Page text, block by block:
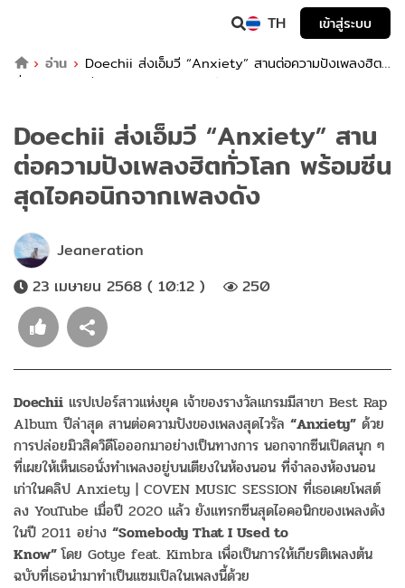
TH
เข้าสู่ระบบ
อ่าน
Doechii ส่งเอ็มวี “Anxiety” สานต่อความปังเพลงฮิต
ทั่วโลก พร้อมซีนสุดไอคอนิกจากเพลงดัง
Doechii ส่งเอ็มวี “Anxiety” สาน
ต่อความปังเพลงฮิตทั่วโลก พร้อมซีน
สุดไอคอนิกจากเพลงดัง
Jeaneration
23 เมษายน 2568 ( 10:12 )
250
Doechii แรปเปอร์สาวแห่งยุค เจ้าของรางวัลแกรมมีสาขา Best Rap
Album ปีล่าสุด สานต่อความปังของเพลงสุดไวรัล “Anxiety” ด้วย
การปล่อยมิวสิควิดีโอออกมาอย่างเป็นทางการ นอกจากซีนเปิดสนุก ๆ
ที่เผยให้เห็นเธอนั่งทำเพลงอยู่บนเตียงในห้องนอน ที่จำลองห้องนอน
เก่าในคลิป Anxiety | COVEN MUSIC SESSION ที่เธอเคยโพสต์
ลง YouTube เมื่อปี 2020 แล้ว ยังแทรกซีนสุดไอคอนิกของเพลงดัง
ในปี 2011 อย่าง “Somebody That I Used to
Know”โดย Gotye feat. Kimbra เพื่อเป็นการให้เกียรติเพลงต้น
ฉบับที่เธอนำมาทำเป็นแซมเปิลในเพลงนี้ด้วย